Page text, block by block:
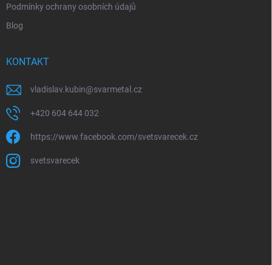
Podmínky ochrany osobních údajů
Blog
KONTAKT
vladislav.kubin@svarmetal.cz
+420 604 644 032
https://www.facebook.com/svetsvarecek.cz
svetsvarecek